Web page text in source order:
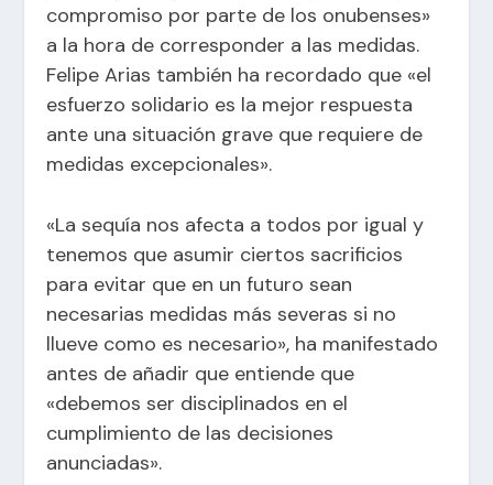
compromiso por parte de los onubenses»
a la hora de corresponder a las medidas.
Felipe Arias también ha recordado que «el
esfuerzo solidario es la mejor respuesta
ante una situación grave que requiere de
medidas excepcionales».
«La sequía nos afecta a todos por igual y
tenemos que asumir ciertos sacrificios
para evitar que en un futuro sean
necesarias medidas más severas si no
llueve como es necesario», ha manifestado
antes de añadir que entiende que
«debemos ser disciplinados en el
cumplimiento de las decisiones
anunciadas».